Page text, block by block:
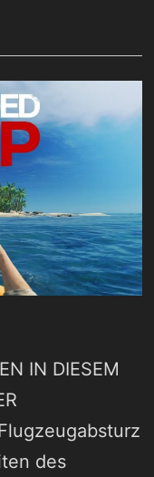
IN DIESEM
des